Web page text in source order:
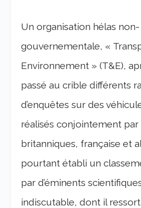
Un organisation hélas non-
gouvernementale, «
Environnement » (T&E),
passé au crible différents
d’enquêtes sur des
réalisés conjointement
britanniques, française et
pourtant établi un
par d’éminents
indiscutable, dont il